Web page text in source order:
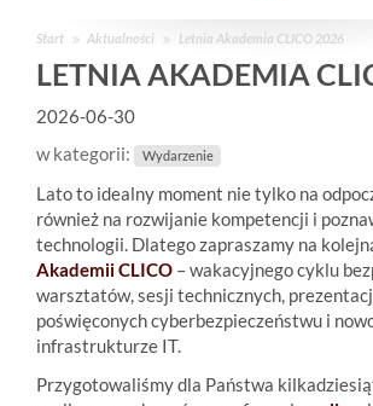
Start Aktualności Letnia Akademia CLICO 2026
LETNIA AKADEMIA
2026-06-30
w kategorii:
Wydarzenie
Lato to idealny moment nie tylko na
również na rozwijanie kompetencji i
technologii. Dlatego zapraszamy na
Akademii CLICO – wakacyjnego cyklu
warsztatów, sesji technicznych,
poświęconych cyberbezpieczeństwu i
infrastrukturze IT.
Przygotowaliśmy dla Państwa